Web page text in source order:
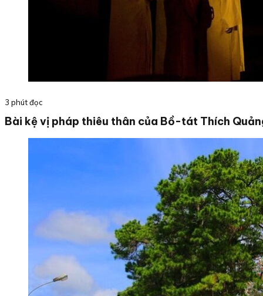
3 phút đọc
Bài kệ vị pháp thiêu thân của Bồ-tát Thích